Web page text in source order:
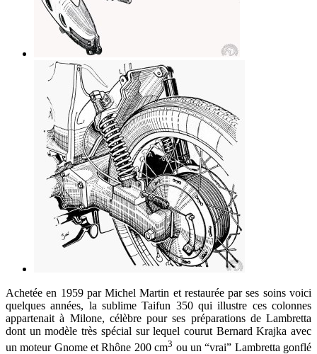
Achetée en 1959 par Michel Martin et restaurée par ses soins voici
quelques années, la sublime Taifun 350 qui illustre ces colonnes
appartenait à Milone, célèbre pour ses préparations de Lambretta
dont un modèle très spécial sur lequel courut Bernard Krajka avec
un moteur Gnome et Rhône 200 cm3 ou un “vrai” Lambretta gonflé